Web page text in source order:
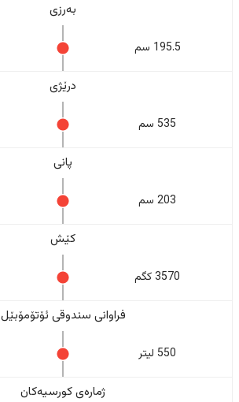
بەرزی
195.5 سم
درێژی
535 سم
پانی
203 سم
کێش
3570 کگم
فراوانی سندوقی ئۆتۆمۆبێل
550 لیتر
ژمارەی کورسیەکان